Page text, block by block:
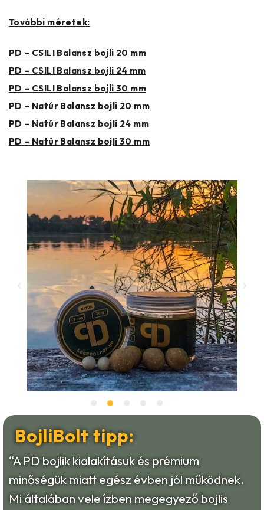
További méretek:
PD – CSILI Balansz bojli 20 mm
PD – CSILI Balansz bojli 24 mm
PD – CSILI Balansz bojli 30 mm
PD – Natúr Balansz bojli 20 mm
PD – Natúr Balansz bojli 24 mm
PD – Natúr Balansz bojli 30 mm
BojliBolt tipp:
“A PD bojlik kialakításuk és prémium
minőségük miatt egész évben jól működnek.
Mi általában vele ízben megegyező bojlis